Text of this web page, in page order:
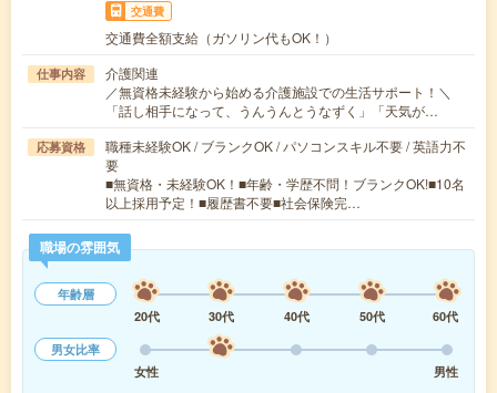
交通費
交通費全額支給（ガソリン代もOK！）
仕事内容
介護関連
／無資格未経験から始める介護施設での生活サポート！＼
「話し相手になって、うんうんとうなずく」「天気が…
応募資格
職種未経験OK / ブランクOK / パソコンスキル不要 / 英語力不
要
■無資格・未経験OK！■年齢・学歴不問！ブランクOK!■10名
以上採用予定！■履歴書不要■社会保険完…
職場の雰囲気
年齢層
20代
30代 40代 50代
60代
男女比率
女性
男性